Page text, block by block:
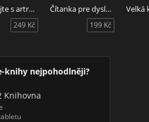
Skoncujte s artrózou
249 Kč
Čítanka pre dyslektikov
199 Kč
knihy nejpohodlněji?
Knihovna